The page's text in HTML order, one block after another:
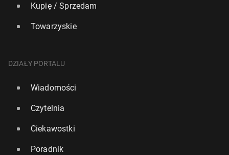
Kupię / Sprzedam
Towarzyskie
DZIAŁY PORTALU
Wiadomości
Czytelnia
Ciekawostki
Poradnik